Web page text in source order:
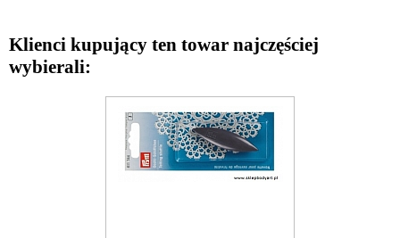
Klienci kupujący ten towar najczęściej
wybierali: